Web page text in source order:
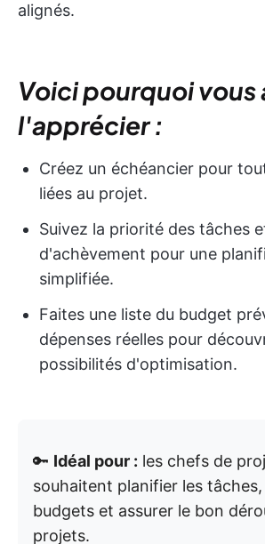
alignés.
Voici pourquoi vous
l'apprécier :
Créez un échéancier pour
liées au projet.
Suivez la priorité des tâches
d'achèvement pour une
simplifiée.
Faites une liste du budget
dépenses réelles pour
possibilités d'optimisation.
🔑 Idéal pour : les chefs de
souhaitent planifier les
budgets et assurer le bon
projets.